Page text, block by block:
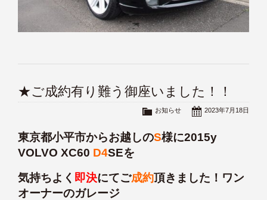
★ご成約有り難う御座いました！！
2023年7月18日
お知らせ
東京都小平市からお越しのS様に2015y
VOLVO XC60 D4SEを
気持ちよく 即決にてご成約頂きました！ワン
オーナーのガレージ